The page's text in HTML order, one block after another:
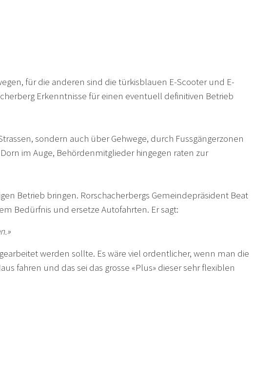
für die anderen sind die türkisblauen E-Scooter und E-
Erkenntnisse für einen eventuell definitiven Betrieb
sondern auch über Gehwege, durch Fussgängerzonen
im Auge, Behördenmitglieder hingegen raten zur
Betrieb bringen. Rorschacherbergs Gemeindepräsident Beat
Bedürfnis und ersetze Autofahrten. Er sagt:
werden sollte. Es wäre viel ordentlicher, wenn man die
fahren und das sei das grosse «Plus» dieser sehr flexiblen